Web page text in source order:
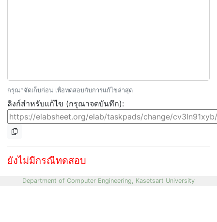
กรุณาจัดเก็บก่อน เพื่อทดสอบกับการแก้ไขล่าสุด
ลิงก์สำหรับแก้ไข (กรุณาจดบันทึก):
ยังไม่มีกรณีทดสอบ
Department of Computer Engineering, Kasetsart University